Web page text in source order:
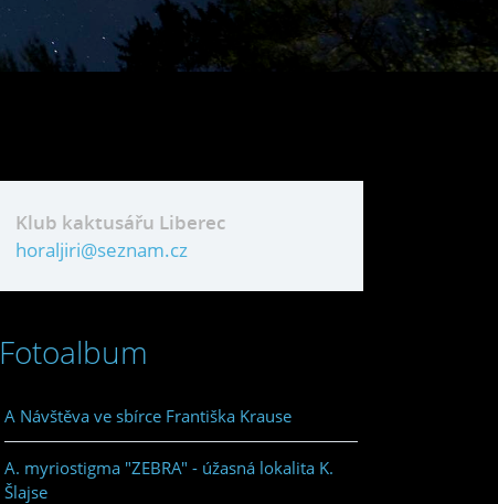
Klub kaktusářu Liberec
horaljiri@seznam.cz
Fotoalbum
A Návštěva ve sbírce Františka Krause
A. myriostigma "ZEBRA" - úžasná lokalita K.
Šlajse